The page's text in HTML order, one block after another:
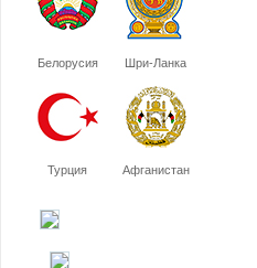
Белорусия Шри-Ланка
Турция Афганистан